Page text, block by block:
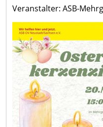
Veranstalter: ASB-